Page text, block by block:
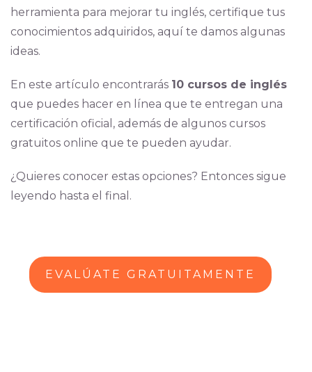
herramienta para mejorar tu inglés, certifique tus
conocimientos adquiridos, aquí te damos algunas
ideas.
En este artículo encontrarás 10 cursos de inglés
que puedes hacer en línea que te entregan una
certificación oficial, además de algunos cursos
gratuitos online que te pueden ayudar.
¿Quieres conocer estas opciones? Entonces sigue
leyendo hasta el final.
EVALÚATE GRATUITAMENTE